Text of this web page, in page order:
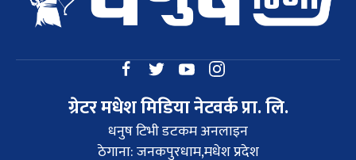
ग्रेटर मधेश मिडिया नेटवर्क प्रा. लि.
धनुष टिभी डटकम अनलाइन
ठेगाना: जनकपुरधाम,मधेश प्रदेश